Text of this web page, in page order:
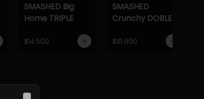
SMASHED Big
Home TRIPLE
$14.500
SMASHED
Crunchy DOBLE
$10.900